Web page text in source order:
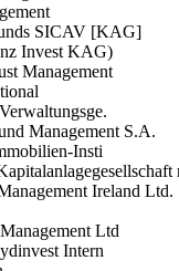
SICAV [KAG]
Invest KAG)
Management
Management S.A.
Insti
Ireland Ltd.
Ltd
Intern